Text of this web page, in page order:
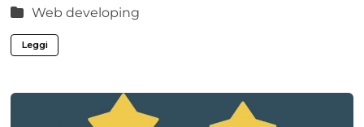
Web developing
Leggi